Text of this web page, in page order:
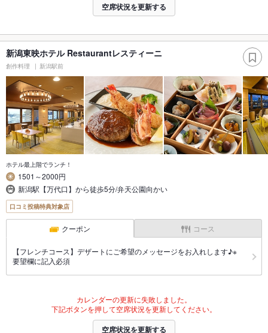
空席状況を更新する
新潟東映ホテル Restaurantレスティーニ
創作料理 新潟駅前
ホテル最上階でランチ！
1501～2000円
新潟駅【万代口】から徒歩5分/弁天公園向かい
口コミ投稿特典対象店
クーポン コース
【フレンチコース】デザートにご希望のメッセージをお入れします♪※
要望欄に記入必須
カレンダーの更新に失敗しました。
下記ボタンを押して空席状況を更新してください。
空席状況を更新する